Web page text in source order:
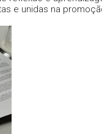
e unidas na